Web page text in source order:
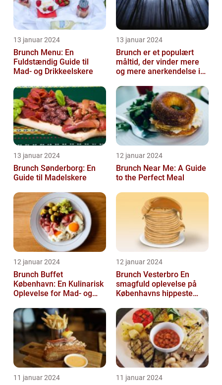
13 januar 2024
Brunch Menu: En
Fuldstændig Guide til
Mad- og Drikkeelskere
13 januar 2024
Brunch er et populært
måltid, der vinder mere
og mere anerkendelse i
verden
13 januar 2024
Brunch Sønderborg: En
Guide til Madelskere
12 januar 2024
Brunch Near Me: A Guide
to the Perfect Meal
12 januar 2024
Brunch Buffet
København: En Kulinarisk
Oplevelse for Mad- og
12 januar 2024
Brunch Vesterbro En
smagfuld oplevelse på
Københavns hippeste
11 januar 2024 11 januar 2024